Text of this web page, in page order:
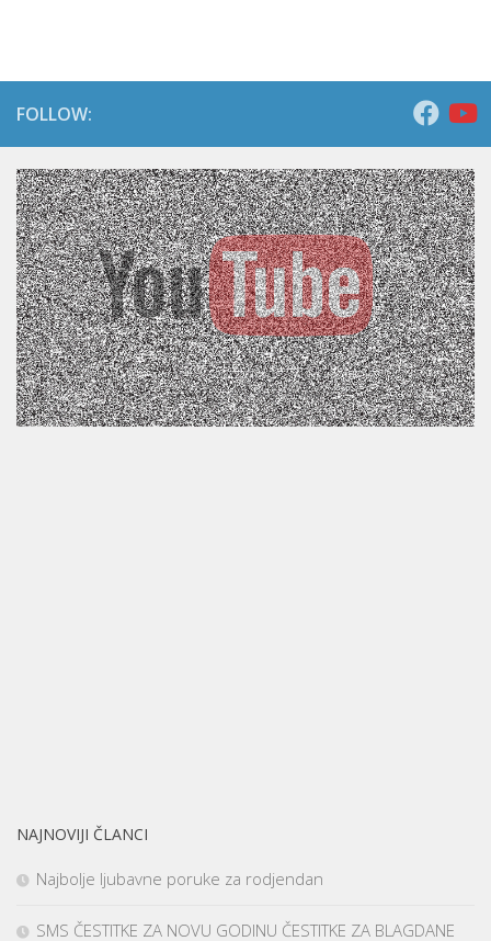
FOLLOW:
NAJNOVIJI ČLANCI
Najbolje ljubavne poruke za rodjendan
SMS ČESTITKE ZA NOVU GODINU ČESTITKE ZA BLAGDANE